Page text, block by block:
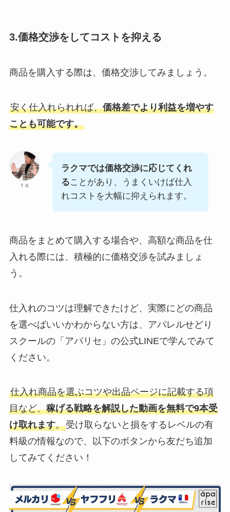
3.価格交渉をしてコストを抑える
商品を購入する際は、価格交渉してみましょう。
安く仕入れられれば、価格差でより利益を増やす
ことも可能です。
ＴＫ
ラクマでは価格交渉に応じてくれ
ることがあり、うまくいけば仕入
れコストを大幅に抑えられます。
商品をまとめて購入する場合や、高額な商品を仕
入れる際には、積極的に価格交渉を試みましょ
う。
仕入れのコツは理解できたけど、実際にどの商品
を選べばいいかわからない方は、アパレルせどり
スクールの「アパリセ」の公式LINEで学んでみて
ください。
仕入れ商品を選ぶコツや出品ページに記載する項
目など、稼げる戦略を解説した動画を無料で9本受
け取れます。受け取らないと損をするレベルの有
料級の情報なので、以下のボタンから友だち追加
してみてください！